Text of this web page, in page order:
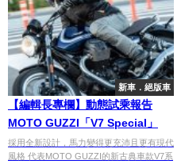
新車．絕版車
【編輯長專欄】動態試乘報告
MOTO GUZZI「V7 Special」
採用全新設計，馬力變得更充沛且更有現代
風格 代表MOTO GUZZI的新古典車款V7系